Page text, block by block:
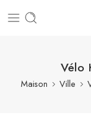
Vélo
Maison Ville